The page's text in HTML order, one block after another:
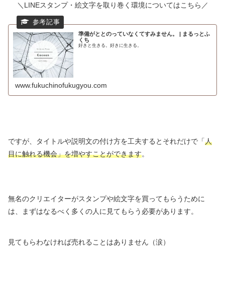
＼LINEスタンプ・絵文字を取り巻く環境についてはこちら／
準備がととのっていなくてすみません。 | まるっとふ
くち
好きと生きる。好きに生きる。
www.fukuchinofukugyou.com
ですが、タイトルや説明文の付け方を工夫するとそれだけで「人
目に触れる機会」を増やすことができます。
無名のクリエイターがスタンプや絵文字を買ってもらうために
は、まずはなるべく多くの人に見てもらう必要があります。
見てもらわなければ売れることはありません（涙）